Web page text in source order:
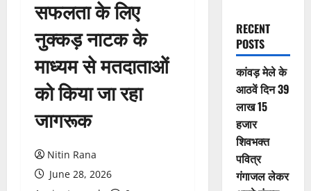
सफलता के लिए
नुक्कड़ नाटक के
माध्यम से मतदाताओं
को किया जा रहा
जागरूक
Nitin Rana
June 28, 2026
RECENT
POSTS
कांवड़ मेले के
आठवें दिन 39
लाख 15
हजार
शिवभक्त
पवित्र
गंगाजल लेकर